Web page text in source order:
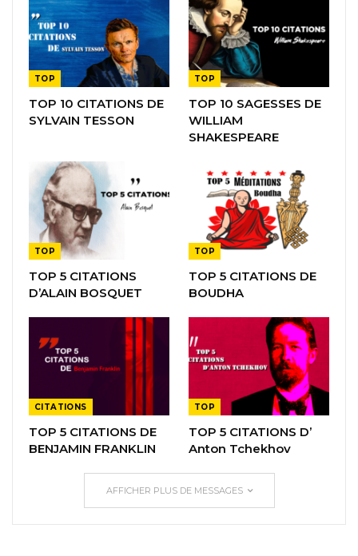
TOP
TOP 10 CITATIONS DE
SYLVAIN TESSON
TOP
TOP 10 SAGESSES DE
WILLIAM
SHAKESPEARE
TOP
TOP 5 CITATIONS
D’ALAIN BOSQUET
TOP
TOP 5 CITATIONS DE
BOUDHA
CITATIONS
TOP 5 CITATIONS DE
BENJAMIN FRANKLIN
TOP
TOP 5 CITATIONS D’
Anton Tchekhov
AFFICHER PLUS DE MESSAGES